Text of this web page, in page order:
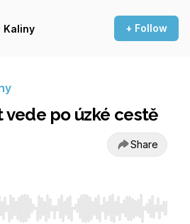
Kaliny + Follow
vede po úzké cestě
Share
to seek, Home/End to jump to